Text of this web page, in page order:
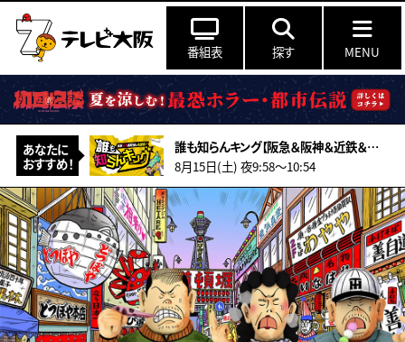
番組表 探す MENU
あなたに
おすすめ！
誰も知らんキング【阪急＆阪神＆近鉄＆南海＆メトロ…鉄道ミステリー2026夏】
8月15日(土) 夜9:58〜10:54